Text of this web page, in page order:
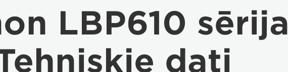
LBP610 sērija
dati